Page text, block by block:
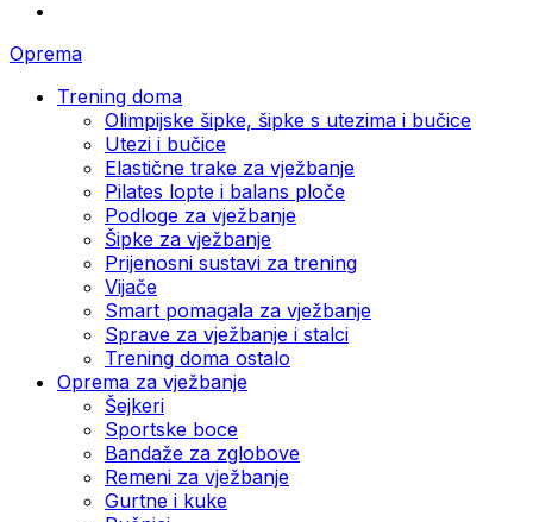
Oprema
Trening doma
Olimpijske šipke, šipke s utezima i bučice
Utezi i bučice
Elastične trake za vježbanje
Pilates lopte i balans ploče
Podloge za vježbanje
Šipke za vježbanje
Prijenosni sustavi za trening
Vijače
Smart pomagala za vježbanje
Sprave za vježbanje i stalci
Trening doma ostalo
Oprema za vježbanje
Šejkeri
Sportske boce
Bandaže za zglobove
Remeni za vježbanje
Gurtne i kuke